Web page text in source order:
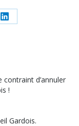
Share
d’annuler
!
Gardois.